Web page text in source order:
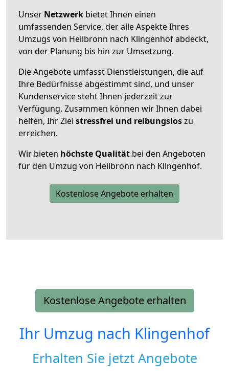
Unser Netzwerk bietet Ihnen einen
umfassenden Service, der alle Aspekte Ihres
Umzugs von Heilbronn nach Klingenhof abdeckt,
von der Planung bis hin zur Umsetzung.
Die Angebote umfasst Dienstleistungen, die auf
Ihre Bedürfnisse abgestimmt sind, und unser
Kundenservice steht Ihnen jederzeit zur
Verfügung. Zusammen können wir Ihnen dabei
helfen, Ihr Ziel stressfrei und reibungsloszu
erreichen.
Wir bieten höchste Qualität bei den Angeboten
für den Umzug von Heilbronn nach Klingenhof.
Kostenlose Angebote erhalten
Kostenlose Angebote erhalten
Ihr Umzug nach Klingenhof
Erhalten Sie jetzt Angebote